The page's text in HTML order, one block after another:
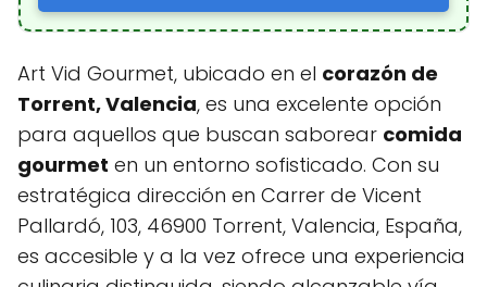
Art Vid Gourmet, ubicado en el corazón de
Torrent, Valencia, es una excelente opción
para aquellos que buscan saborear comida
gourmet en un entorno sofisticado. Con su
estratégica dirección en Carrer de Vicent
Pallardó, 103, 46900 Torrent, Valencia, España,
es accesible y a la vez ofrece una experiencia